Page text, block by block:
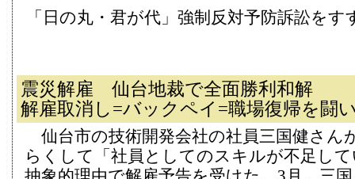
「日の丸・君が代」強制反対予防訴訟をす
震災解雇 仙台地裁で全面勝利和解
解雇取消し=バックペイ=職場復帰を闘
仙台市の技術開発会社の社員三国健さん
らくして「社員としてのスキルが不足し